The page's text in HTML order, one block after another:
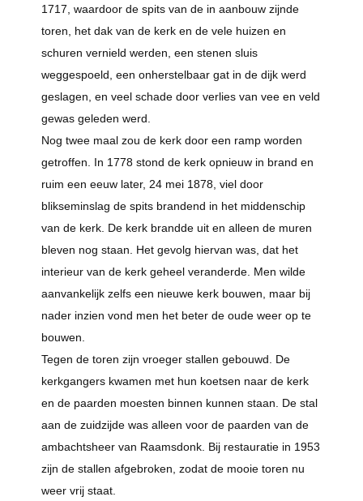
1717, waardoor de spits van de in aanbouw zijnde
toren, het dak van de kerk en de vele huizen en
schuren vernield werden, een stenen sluis
weggespoeld, een onherstelbaar gat in de dijk werd
geslagen, en veel schade door verlies van vee en veld
gewas geleden werd.
Nog twee maal zou de kerk door een ramp worden
getroffen. In 1778 stond de kerk opnieuw in brand en
ruim een eeuw later, 24 mei 1878, viel door
blikseminslag de spits brandend in het middenschip
van de kerk. De kerk brandde uit en alleen de muren
bleven nog staan. Het gevolg hiervan was, dat het
interieur van de kerk geheel veranderde. Men wilde
aanvankelijk zelfs een nieuwe kerk bouwen, maar bij
nader inzien vond men het beter de oude weer op te
bouwen.
Tegen de toren zijn vroeger stallen gebouwd. De
kerkgangers kwamen met hun koetsen naar de kerk
en de paarden moesten binnen kunnen staan. De stal
aan de zuidzijde was alleen voor de paarden van de
ambachtsheer van Raamsdonk. Bij restauratie in 1953
zijn de stallen afgebroken, zodat de mooie toren nu
weer vrij staat.